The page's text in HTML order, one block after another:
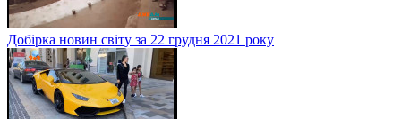
Добірка новин світу за 22 грудня 2021 року